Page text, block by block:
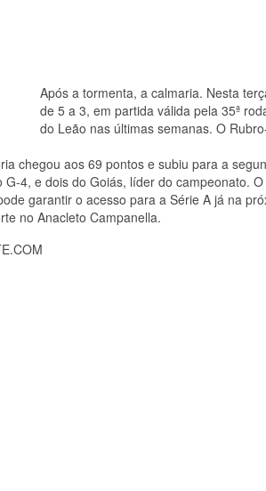
Após a tormenta, a calmaria. Nesta
de 5 a 3, em partida válida pela 35ª
do Leão nas últimas semanas. O
chegou aos 69 pontos e subiu para a
G-4, e dois do Goiás, líder do campeonato.
garantir o acesso para a Série A já na
no Anacleto Campanella.